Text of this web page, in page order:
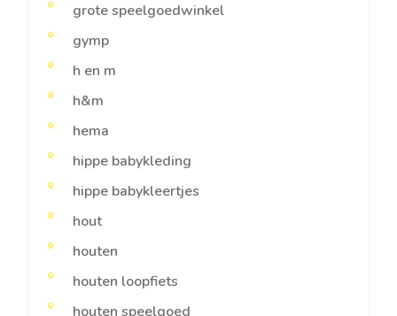
grote speelgoedwinkel
gymp
h en m
h&m
hema
hippe babykleding
hippe babykleertjes
hout
houten
houten loopfiets
houten speelgoed